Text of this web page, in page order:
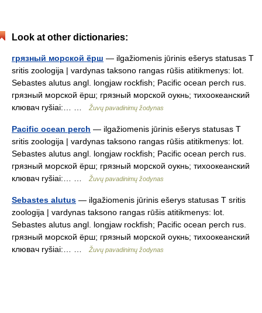
Look at other dictionaries:
грязный морской ёрш — ilgažiomenis jūrinis ešerys statusas T
sritis zoologija | vardynas taksono rangas rūšis atitikmenys: lot.
Sebastes alutus angl. longjaw rockfish; Pacific ocean perch rus.
грязный морской ёрш; грязный морской оукнь; тихоокеанский
клювач ryšiai:… …
Žuvų pavadinimų žodynas
Pacific ocean perch — ilgažiomenis jūrinis ešerys statusas T
sritis zoologija | vardynas taksono rangas rūšis atitikmenys: lot.
Sebastes alutus angl. longjaw rockfish; Pacific ocean perch rus.
грязный морской ёрш; грязный морской оукнь; тихоокеанский
клювач ryšiai:… …
Žuvų pavadinimų žodynas
Sebastes alutus — ilgažiomenis jūrinis ešerys statusas T sritis
zoologija | vardynas taksono rangas rūšis atitikmenys: lot.
Sebastes alutus angl. longjaw rockfish; Pacific ocean perch rus.
грязный морской ёрш; грязный морской оукнь; тихоокеанский
клювач ryšiai:… …
Žuvų pavadinimų žodynas